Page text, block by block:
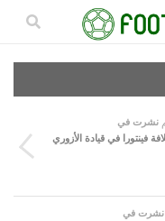
نشرت في
نشرت في